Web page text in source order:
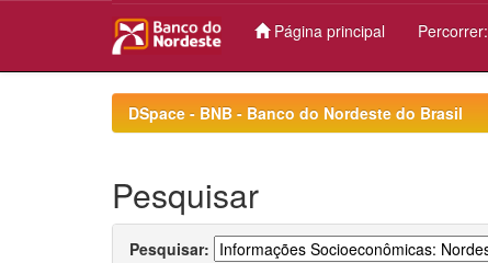
Página principal Percorrer:
DSpace - BNB - Banco do Nordeste do Brasil
Pesquisar
Pesquisar: